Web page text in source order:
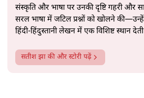
सत्य हिन्दी ऐपडाउनलोडकरें